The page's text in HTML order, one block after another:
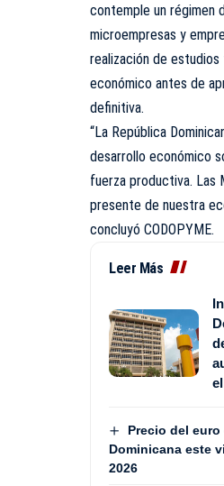
contemple un régimen
microempresas y
realización de
económico antes de
definitiva.
“La República
desarrollo económico
fuerza productiva. Las
presente de nuestra
concluyó CODOPYME.
Leer Más
Precio del
Dominicana este
2026